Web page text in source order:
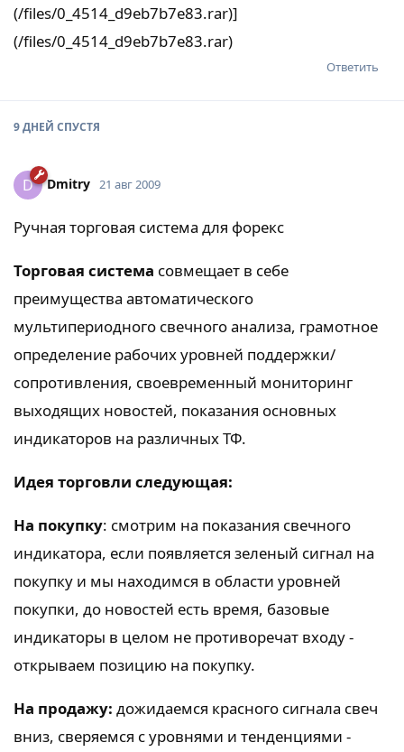
(/files/0_4514_d9eb7b7e83.rar)]
(/files/0_4514_d9eb7b7e83.rar)
Ответить
9 ДНЕЙ СПУСТЯ
D Dmitry 21 авг 2009
Ручная торговая система для форекс
Торговая система совмещает в себе
преимущества автоматического
мультипериодного свечного анализа, грамотное
определение рабочих уровней поддержки/
сопротивления, своевременный мониторинг
выходящих новостей, показания основных
индикаторов на различных ТФ.
Идея торговли следующая:
На покупку: смотрим на показания свечного
индикатора, если появляется зеленый сигнал на
покупку и мы находимся в области уровней
покупки, до новостей есть время, базовые
индикаторы в целом не противоречат входу -
открываем позицию на покупку.
На продажу: дожидаемся красного сигнала свеч
вниз, сверяемся с уровнями и тенденциями -